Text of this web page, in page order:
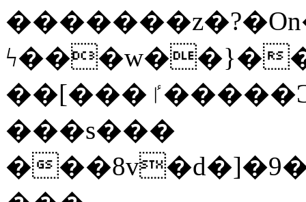
ϟ���w��}�
��[���ٵ�����Ͻ���������x�ս��Apq�����޻�V����O�cp����ٝy{����:�k�ןNݯOOCyx6���&���?
���s���
�